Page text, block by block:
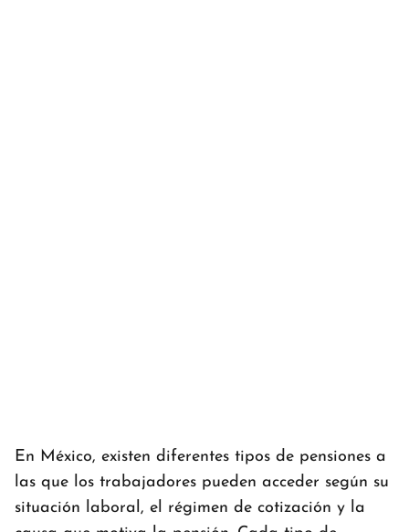
En México, existen diferentes tipos de pensiones a
las que los trabajadores pueden acceder según su
situación laboral, el régimen de cotización y la